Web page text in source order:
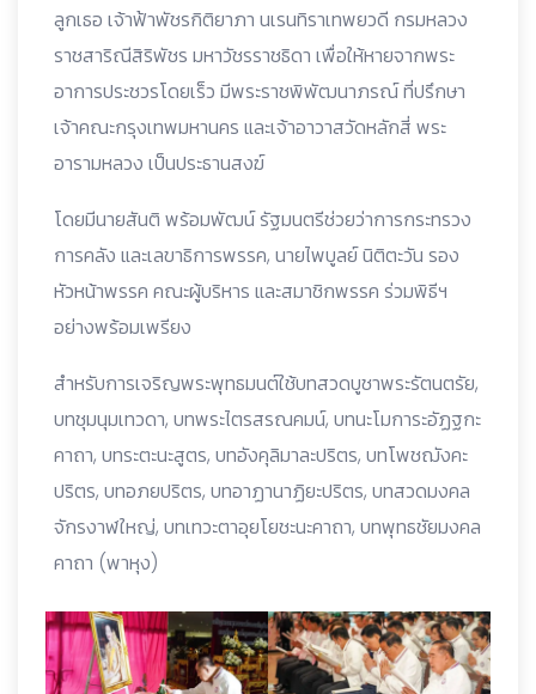
ลูกเธอ เจ้าฟ้าพัชรกิติยาภา นเรนทิราเทพยวดี กรมหลวง
ราชสาริณีสิริพัชร มหาวัชรราชธิดา เพื่อให้หายจากพระ
อาการประชวรโดยเร็ว มีพระราชพิพัฒนาภรณ์ ที่ปรึกษา
เจ้าคณะกรุงเทพมหานคร และเจ้าอาวาสวัดหลักสี่ พระ
อารามหลวง เป็นประธานสงฆ์
โดยมีนายสันติ พร้อมพัฒน์ รัฐมนตรีช่วยว่าการกระทรวง
การคลัง และเลขาธิการพรรค, นายไพบูลย์นิติตะวัน รอง
หัวหน้าพรรค คณะผู้บริหาร และสมาชิกพรรค ร่วมพิธีฯ
อย่างพร้อมเพรียง
สำหรับการเจริญพระพุทธมนต์ใช้บทสวดบูชาพระรัตนตรัย,
บทชุมนุมเทวดา, บทพระไตรสรณคมน์, บทนะโมการะอัฏฐกะ
คาถา, บทระตะนะสูตร, บทอังคุลิมาละปริตร, บทโพชฌังคะ
ปริตร, บทอภยปริตร, บทอาฏานาฏิยะปริตร, บทสวดมงคล
จักรงาฬใหญ่, บทเทวะตาอุยโยชะนะคาถา, บทพุทธชัยมงคล
คาถา (พาหุง)